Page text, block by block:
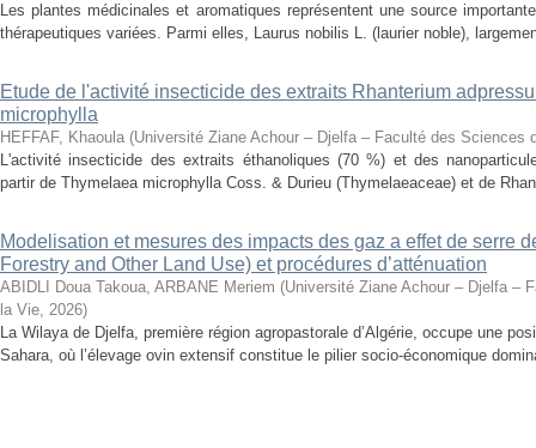
Les plantes médicinales et aromatiques représentent une source
thérapeutiques variées. Parmi elles, Laurus nobilis L. (laurier noble),
Etude de l'activité insecticide des extraits Rhanterium
microphylla
HEFFAF, Khaoula (Université Ziane Achour – Djelfa – Faculté des Sciences
L'activité insecticide des extraits éthanoliques (70 %) et des
partir de Thymelaea microphylla Coss. & Durieu (Thymelaeaceae) et de
Modelisation et mesures des impacts des gaz a effet de serre
Forestry and Other Land Use) et procédures d’atténuation
ABIDLI Doua Takoua, ARBANE Meriem (Université Ziane Achour – Djelfa –
la Vie, 2026)
La Wilaya de Djelfa, première région agropastorale d’Algérie, occupe une
Sahara, où l’élevage ovin extensif constitue le pilier socio-économique